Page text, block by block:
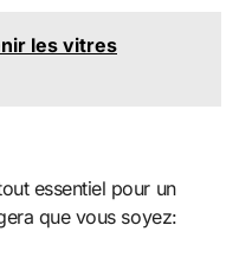
les vitres
essentiel pour un
que vous soyez: